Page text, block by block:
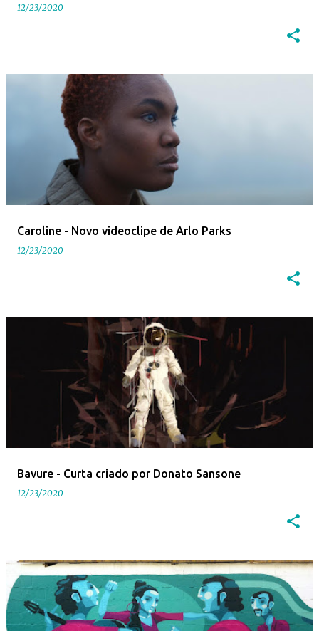
12/23/2020
Caroline - Novo videoclipe de Arlo Parks
12/23/2020
Bavure - Curta criado por Donato Sansone
12/23/2020